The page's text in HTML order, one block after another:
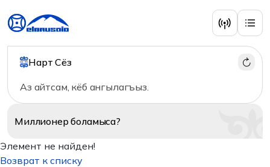
Нарт Сёз
Аз айтсам, кёб ангылагъыз.
Миллионерболамыса?
Элемент не найден!
Возврат к списку